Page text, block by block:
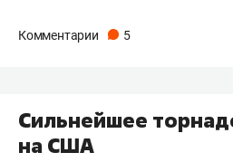
Комментарии 5
Сильнейшее
на США